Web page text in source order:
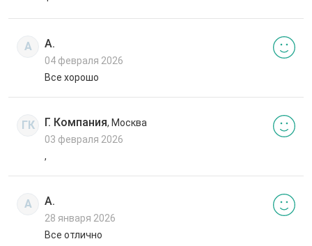
А А.
04 февраля 2026
Все хорошо
ГК Г. Компания, Москва
03 февраля 2026
,
А А.
28 января 2026
Все отлично